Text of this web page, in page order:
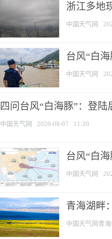
浙江多地
中国天气网
台风“白
中国天气网
四问台风“白海豚”：登
中国天气网 2026-08-07 11:20
台风“白
中国天气网
青海湖畔
中国天气网青